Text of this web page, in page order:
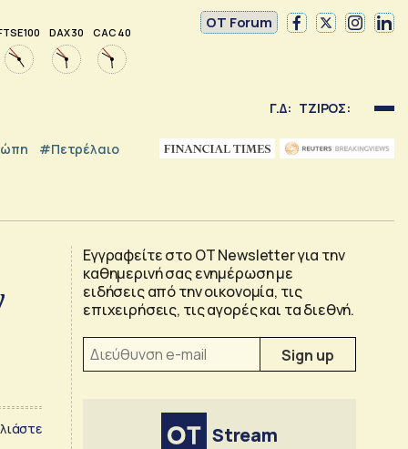
100 DAX 30 CAC 40
OT Forum
Γ.Δ: ΤΖΙΡΟΣ:
#Πετρέλαιο
Εγγραφείτε στο OT Newsletter για την
καθημερινή σας ενημέρωση με
ειδήσεις από την οικονομία, τις
επιχειρήσεις, τις αγορές και τα διεθνή.
Stream